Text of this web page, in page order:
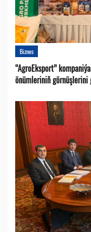
Biznes
“AgroEksport”
önümleriniň